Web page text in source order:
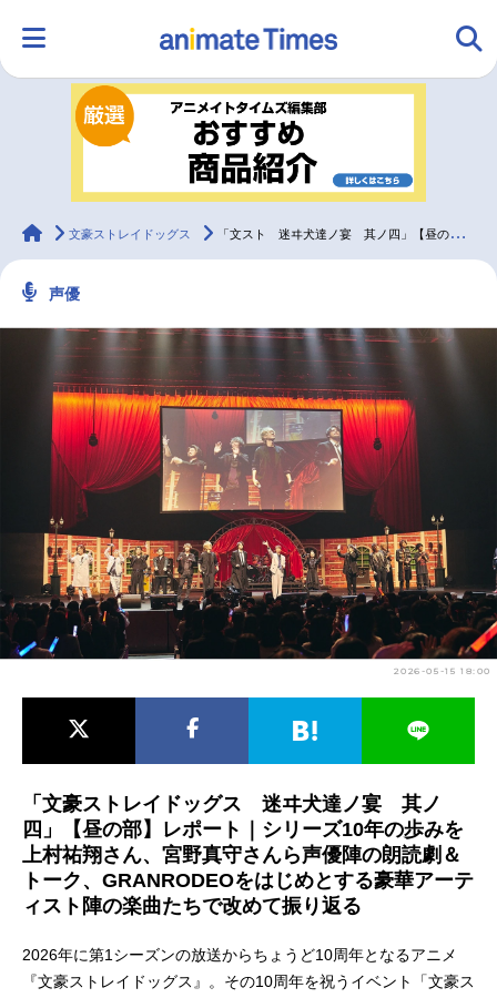
ランキング アニメ
ラジオ みんなの声
2.5次元 配信・Vtuber トレンド
最新記事一覧
アニメ記事一覧 声優記事一覧
アニメ映画一覧 実写化映画一覧
今期アニメ曜日別一覧
春アニメ 夏アニメ
男性声優/女性声優一覧
animateTimes
文豪ストレイドッグス 「文スト 迷ヰ犬達ノ宴 其ノ四」【昼の部】レポート
声優
2026-05-15 18:00
「文豪ストレイドッグス 迷ヰ犬達ノ宴 其ノ
四」【昼の部】レポート｜シリーズ10年の歩みを
上村祐翔さん、宮野真守さんら声優陣の朗読劇＆
トーク、GRANRODEOをはじめとする豪華アーテ
ィスト陣の楽曲たちで改めて振り返る
2026年に第1シーズンの放送からちょうど10周年となるアニメ
『文豪ストレイドッグス』。その10周年を祝うイベント「文豪ス